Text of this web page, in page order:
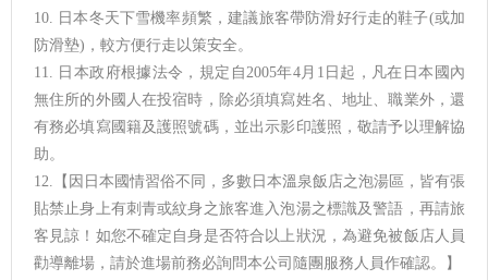
10. 日本冬天下雪機率頻繁，建議旅客帶防滑好行走的鞋子(或加
防滑墊)，較方便行走以策安全。
11. 日本政府根據法令，規定自2005年4月1日起，凡在日本國內
無住所的外國人在投宿時，除必須填寫姓名、地址、職業外，還
有務必填寫國籍及護照號碼，並出示影印護照，敬請予以理解協
助。
12.【因日本國情習俗不同，多數日本溫泉飯店之泡湯區，皆有張
貼禁止身上有刺青或紋身之旅客進入泡湯之標識及警語，再請旅
客見諒！如您不確定自身是否符合以上狀況，為避免被飯店人員
勸導離場，請於進場前務必詢問本公司隨團服務人員作確認。】